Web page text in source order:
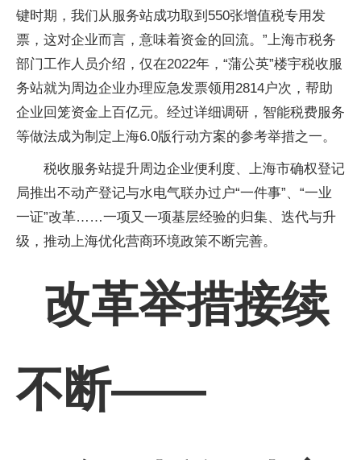
键时期，我们从服务站成功取到550张增值税专用发
票，这对企业而言，意味着资金的回流。”上海市税务
部门工作人员介绍，仅在2022年，“蒲公英”楼宇税收服
务站就为周边企业办理应急发票领用2814户次，帮助
企业回笼资金上百亿元。经过详细调研，智能税费服务
等做法成为制定上海6.0版行动方案的参考举措之一。
税收服务站提升周边企业便利度、上海市确权登记
局推出不动产登记与水电气联办过户“一件事”、“一业
一证”改革……一项又一项基层经验的归集、迭代与升
级，推动上海优化营商环境政策不断完善。
改革举措接续
不断——